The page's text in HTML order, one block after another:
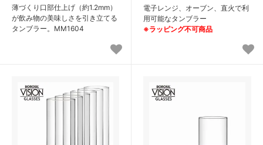
薄づくり口部仕上げ（約1.2mm）
が飲み物の美味しさを引き立てる
タンブラー。MM1604
電子レンジ、オーブン、直火で利
用可能なタンブラー
※ラッピング不可商品